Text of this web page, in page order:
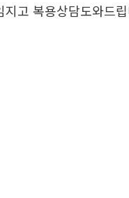
고 복용상담도와드